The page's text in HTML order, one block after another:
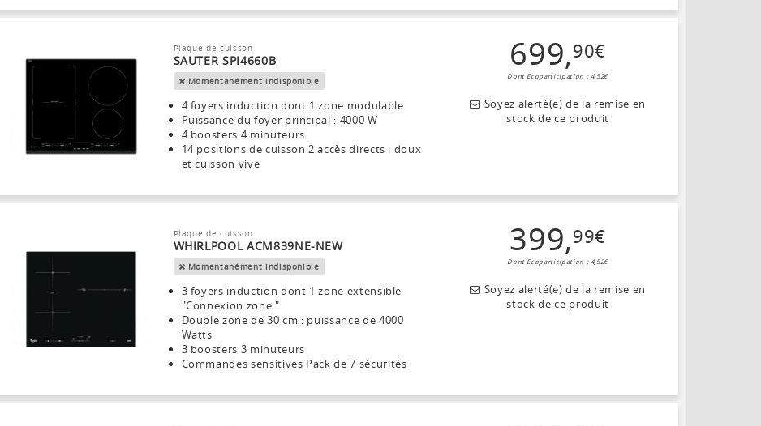
Plaque de cuisson
SAUTER SPI4660B
Momentanément indisponible
4 foyers induction dont 1 zone modulable
Puissance du foyer principal : 4000 W
4 boosters 4 minuteurs
14 positions de cuisson 2 accès directs : doux
et cuisson vive
699,90€
Dont Ecoparticipation : 4,52€
Soyez alerté(e) de la remise en
stock de ce produit
Plaque de cuisson
WHIRLPOOL ACM839NE-NEW
Momentanément indisponible
3 foyers induction dont 1 zone extensible
"Connexion zone "
Double zone de 30 cm : puissance de 4000
Watts
3 boosters 3 minuteurs
Commandes sensitives Pack de 7 sécurités
399,99€
Dont Ecoparticipation : 4,52€
Soyez alerté(e) de la remise en
stock de ce produit